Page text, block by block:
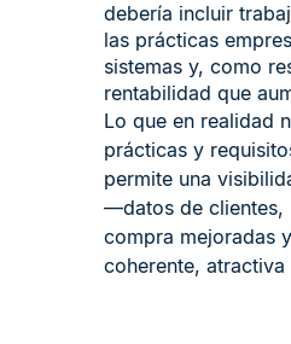
debería incluir
las prácticas
sistemas y, como
rentabilidad que
Lo que en realidad
prácticas y
permite una
—datos de clientes,
compra mejoradas
coherente,